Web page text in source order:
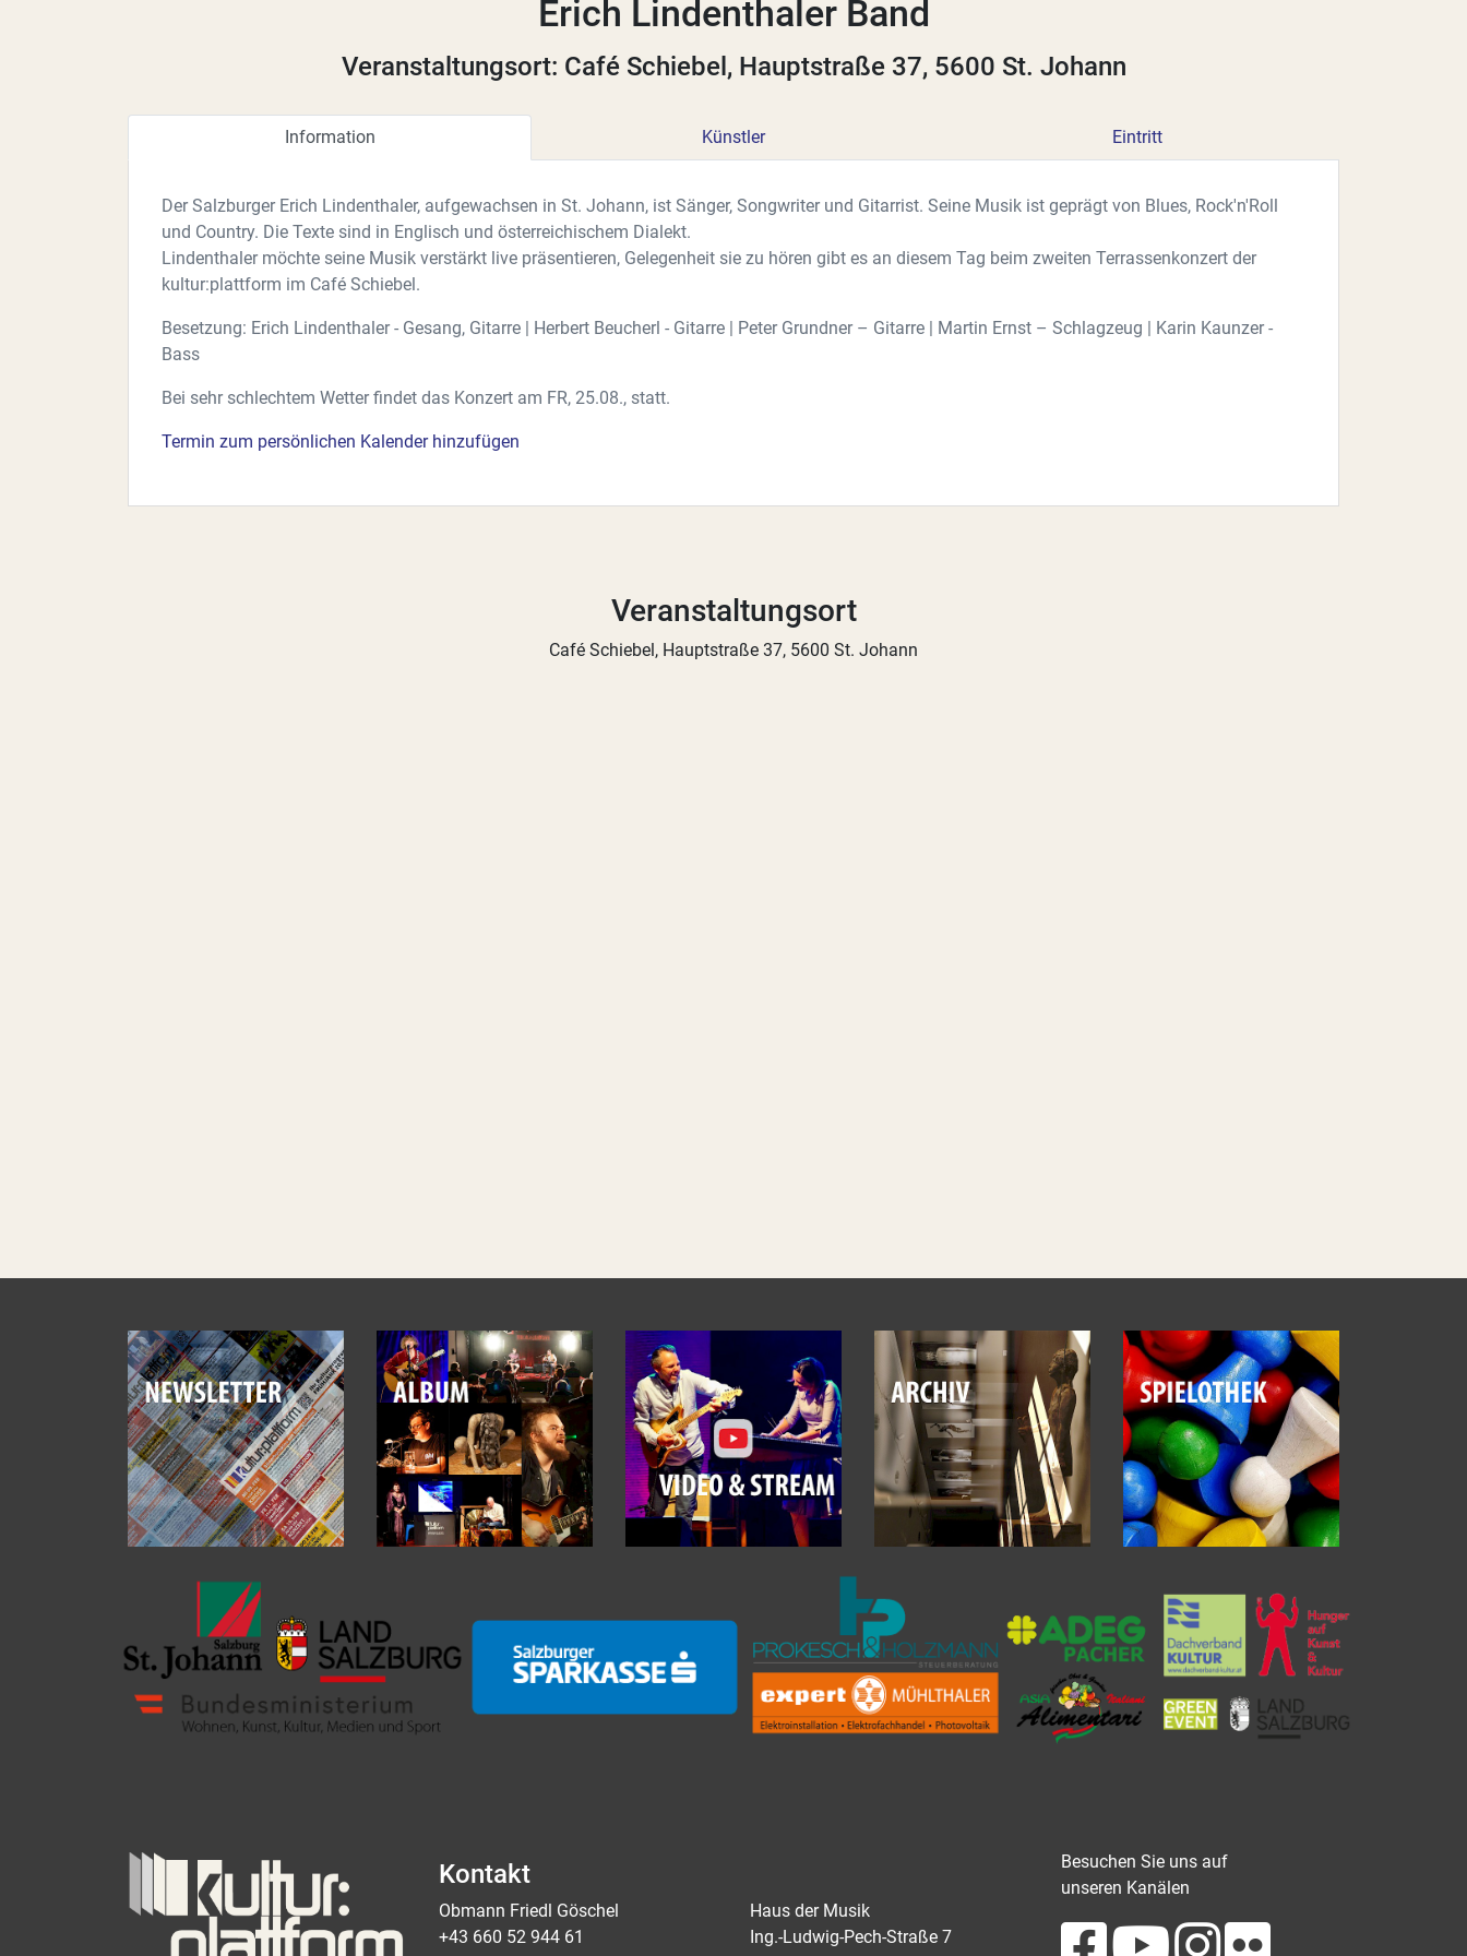
Erich Lindenthaler Band
Veranstaltungsort: Café Schiebel, Hauptstraße 37, 5600 St. Johann
Information Künstler Eintritt
Der Salzburger Erich Lindenthaler, aufgewachsen in St. Johann, ist Sänger, Songwriter und Gitarrist. Seine Musik ist geprägt von Blues, Rock'n'Roll
und Country. Die Texte sind in Englisch und österreichischem Dialekt.
Lindenthaler möchte seine Musik verstärkt live präsentieren, Gelegenheit sie zu hören gibt es an diesem Tag beim zweiten Terrassenkonzert der
kultur:plattform im Café Schiebel.
Besetzung: Erich Lindenthaler - Gesang, Gitarre | Herbert Beucherl - Gitarre | Peter Grundner – Gitarre | Martin Ernst – Schlagzeug | Karin Kaunzer -
Bass
Bei sehr schlechtem Wetter findet das Konzert am FR, 25.08., statt.
Termin zum persönlichen Kalender hinzufügen
Veranstaltungsort
Café Schiebel, Hauptstraße 37, 5600 St. Johann
Kontakt
Obmann Friedl Göschel
+43 660 52 944 61
Haus der Musik
Ing.-Ludwig-Pech-Straße 7
Besuchen Sie uns auf
unseren Kanälen